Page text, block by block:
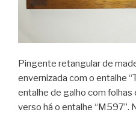
Pingente retangular de
envernizada com o entalhe
entalhe de galho com folhas
verso há o entalhe “M597”.